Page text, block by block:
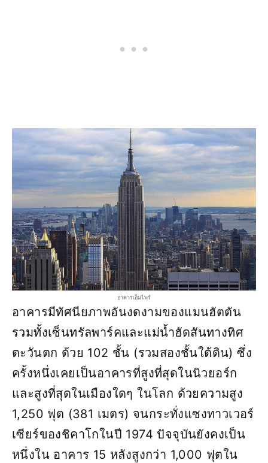
อาคารเอ็มไพร์
อาคารมีทัศนียภาพอันงดงามของแมนฮัตตัน
รวมทั้งเซ็นทรัลพาร์คและแม่น้ำฮัดสันทางทิศ
ตะวันตก ด้วย 102 ชั้น (รวมสองชั้นใต้ดิน) ซึ่ง
ครั้งหนึ่งเคยเป็นอาคารที่สูงที่สุดในนิวยอร์ก
และสูงที่สุดในเมืองใดๆ ในโลก ด้วยความสูง
1,250 ฟุต (381 เมตร) จนกระทั่งแซงทาวเวอร์
เซียร์ของชิคาโกในปี 1974 ปัจจุบันยังคงเป็น
หนึ่งใน อาคาร 15 หลังสูงกว่า 1,000 ฟุตใน